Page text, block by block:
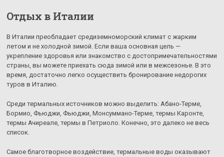
Отдых в Италии
В Италии преобладает средиземноморский климат с жарким
летом и не холодной зимой. Если ваша основная цель —
укрепление здоровья или знакомство с достопримечательностями
страны, вы можете приехать сюда зимой или в межсезонье. В это
время, достаточно легко осуществить бронирование недорогих
туров в Италию.
Среди термальных источников можно выделить: Абано-Терме,
Бормио, Фьюджи, Фьюджи, Монсуммано-Терме, термы Каронте,
термы Ачиреале, термы в Петриоло. Конечно, это далеко не весь
список.
Самое благотворное воздействие, термальные воды оказывают